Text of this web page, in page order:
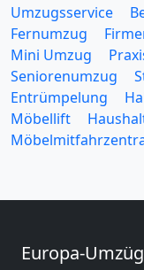
Umzugsservice
Fernumzug
Mini Umzug
Seniorenumzug
Entrümpelung
Möbellift
Europa-